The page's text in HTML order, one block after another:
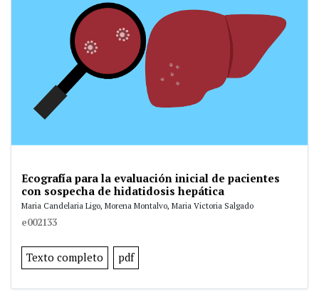
Ecografía para la evaluación inicial de pacientes
con sospecha de hidatidosis hepática
Maria Candelaria Ligo, Morena Montalvo, Maria Victoria Salgado
e002133
Texto completo pdf